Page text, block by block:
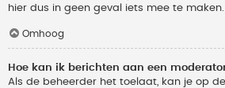
hier dus in geen geval iets mee te maken.
Omhoog
Hoe kan ik berichten aan een
Als de beheerder het toelaat, kan je op